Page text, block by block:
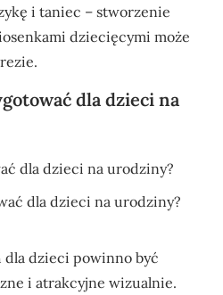
i taniec – stworzenie
dziecięcymi może
dla dzieci na
dla dzieci na urodziny?
dla dzieci powinno być
i atrakcyjne wizualnie.